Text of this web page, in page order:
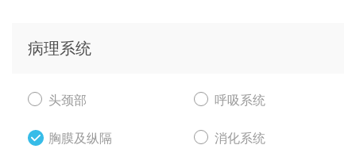
病理系统
头颈部 呼吸系统
胸膜及纵隔 消化系统